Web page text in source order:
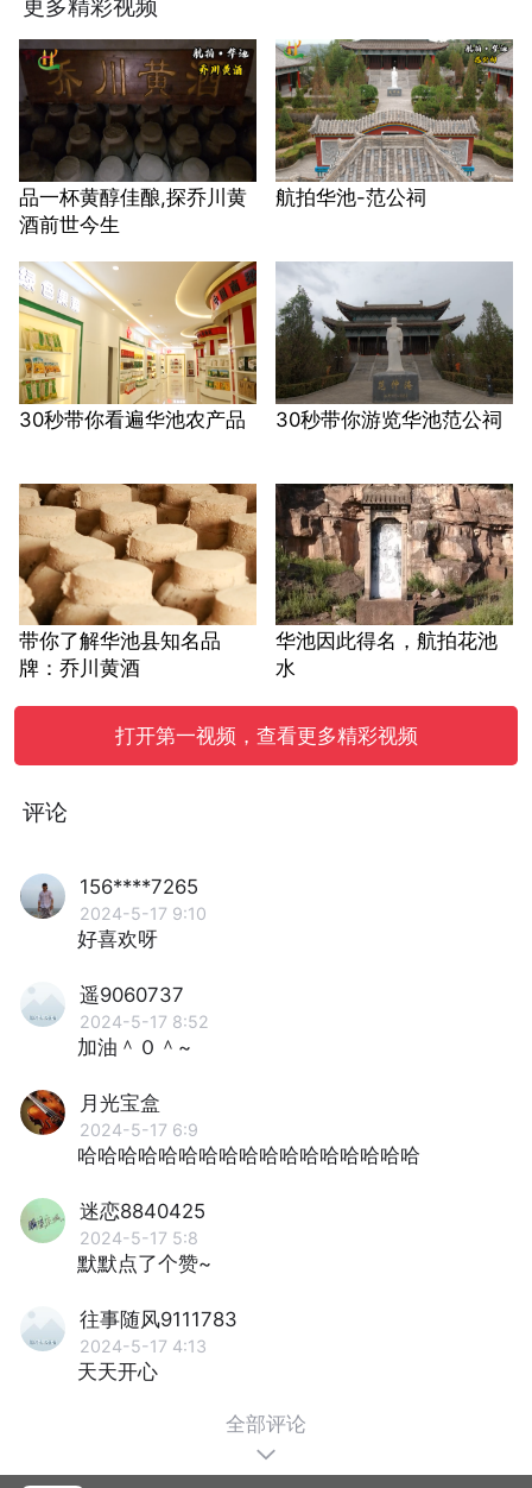
更多精彩视频
品一杯黄醇佳酿,探乔川黄
酒前世今生
航拍华池-范公祠
30秒带你看遍华池农产品 30秒带你游览华池范公祠
带你了解华池县知名品
牌：乔川黄酒
华池因此得名，航拍花池
水
打开第一视频，查看更多精彩视频
评论
156****7265
2024-5-17 9:10
好喜欢呀
遥9060737
2024-5-17 8:52
加油＾０＾~
月光宝盒
2024-5-17 6:9
哈哈哈哈哈哈哈哈哈哈哈哈哈哈哈哈哈
迷恋8840425
2024-5-17 5:8
默默点了个赞~
往事随风9111783
2024-5-17 4:13
天天开心
全部评论